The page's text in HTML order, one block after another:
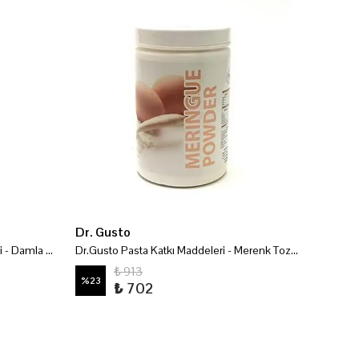
Dr.Gusto Mini Pasta Katkı Maddeleri - Damla Sakızı Tozu 75 Gr
Dr. Gusto
Dr.Gusto Pasta Katkı Maddeleri - Merenk Tozu 200 Gr
%23
₺ 913
₺ 702